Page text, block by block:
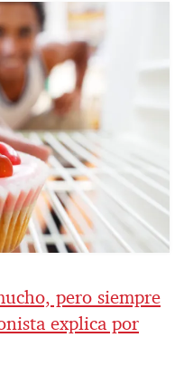
pero siempre
explica por